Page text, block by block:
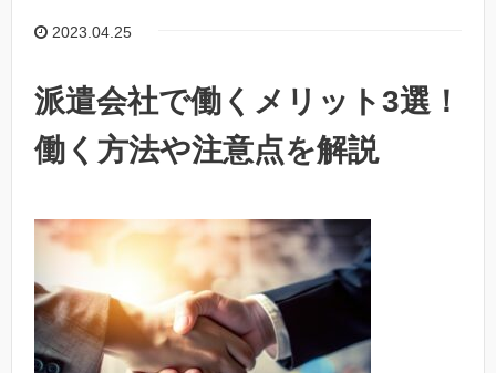
2023.04.25
派遣会社で働くメリット3選！
働く方法や注意点を解説